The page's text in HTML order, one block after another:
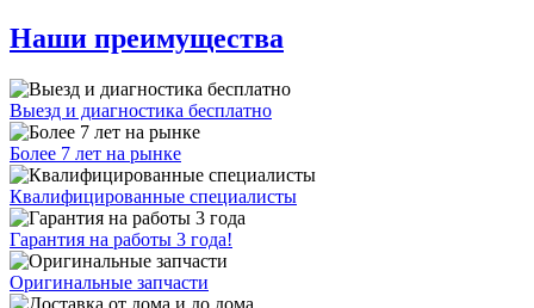
Наши преимущества
Выезд и диагностика бесплатно
Более 7 лет на рынке
Квалифицированные специалисты
Гарантия на работы 3 года!
Оригинальные запчасти